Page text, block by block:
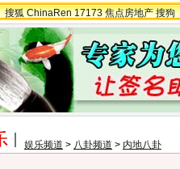
搜狐 ChinaRen 17173 焦点房地产 搜狗
娱乐频道 > 八卦频道 > 内地八卦